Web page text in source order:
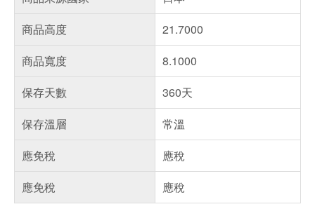
商品高度
21.7000
商品寬度
8.1000
保存天數
360天
保存溫層
常溫
應免稅
應稅
應免稅
應稅